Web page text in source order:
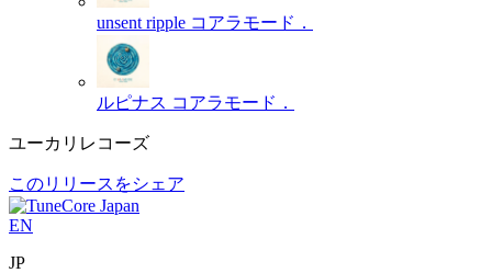
unsent ripple コアラモード．
ルピナス コアラモード．
ユーカリレコーズ
このリリースをシェア
EN
JP